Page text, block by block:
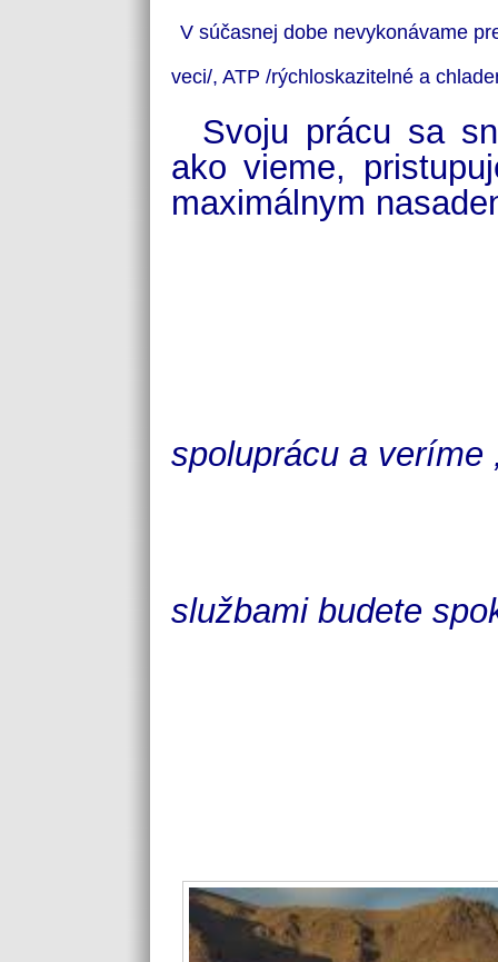
V súčasnej dobe nevykonávame
veci/, ATP /rýchloskazitelné a
Svoju prácu sa
ako vieme,
maximálnym
spoluprácu a veríme
službami budete